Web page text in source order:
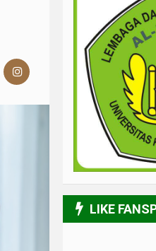
LIKE